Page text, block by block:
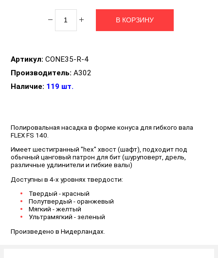
Артикул:CONE35-R-4
Производитель:A302
Наличие: 119 шт.
Полировальная насадка в форме конуса для гибкого вала
FLEX FS 140.
Имеет шестигранный "hex" хвост (шафт), подходит под
обычный цанговый патрон для бит (шуруповерт, дрель,
различные удлинители и гибкие валы)
Доступны в 4-х уровнях твердости:
Твердый - красный
Полутвердый - оранжевый
Мягкий - желтый
Ультрамягкий - зеленый
Произведено в Нидерландах.